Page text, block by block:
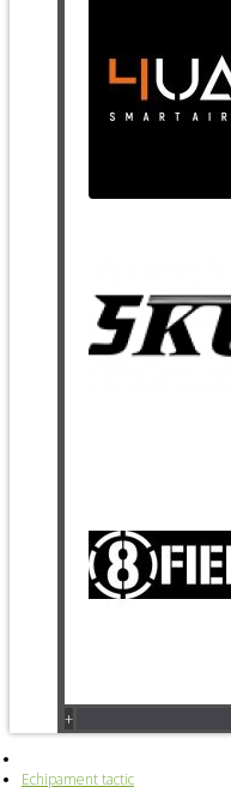
+
Echipament tactic